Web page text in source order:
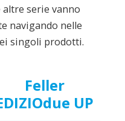
altre serie vanno
navigando nelle
singoli prodotti.
Feller
UP